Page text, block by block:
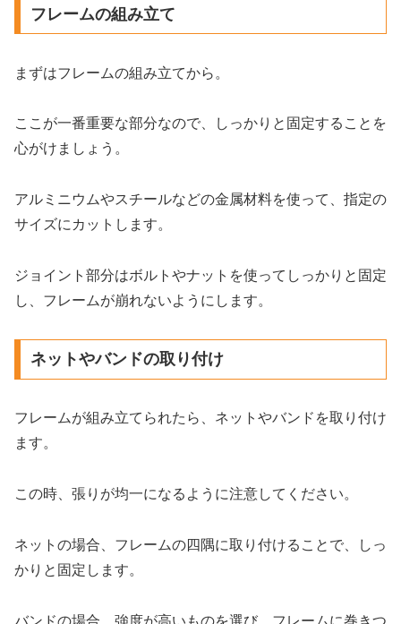
フレームの組み立て
まずはフレームの組み立てから。
ここが一番重要な部分なので、しっかりと固定することを
心がけましょう。
アルミニウムやスチールなどの金属材料を使って、指定の
サイズにカットします。
ジョイント部分はボルトやナットを使ってしっかりと固定
し、フレームが崩れないようにします。
ネットやバンドの取り付け
フレームが組み立てられたら、ネットやバンドを取り付け
ます。
この時、張りが均一になるように注意してください。
ネットの場合、フレームの四隅に取り付けることで、しっ
かりと固定します。
バンドの場合、強度が高いものを選び、フレームに巻きつ